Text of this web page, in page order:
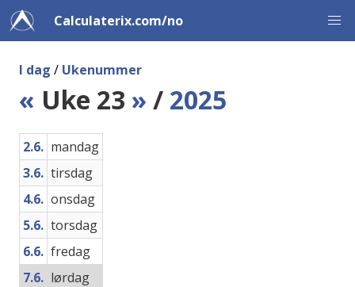
Calculaterix.com/no
I dag / Ukenummer
« Uke 23 » / 2025
2.6. mandag
3.6. tirsdag
4.6. onsdag
5.6. torsdag
6.6. fredag
7.6. lørdag